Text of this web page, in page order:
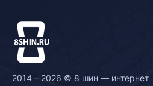
2014 – 2026 © 8 шин — интернет